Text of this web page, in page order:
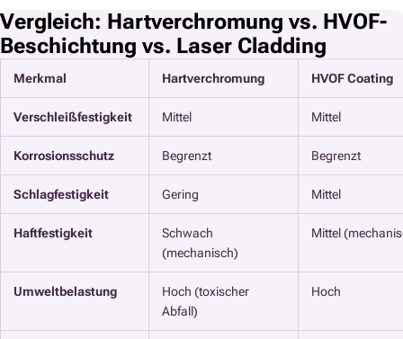
Vergleich: Hartverchromung vs. HVOF-
Beschichtung vs. Laser Cladding
Merkmal Hartverchromung HVOF Coating
Verschleißfestigkeit Mittel Mittel
Korrosionsschutz Begrenzt Begrenzt
Schlagfestigkeit Gering Mittel
Haftfestigkeit
Schwach
(mechanisch)
Mittel
Umweltbelastung
Hoch (toxischer
Abfall)
Hoch